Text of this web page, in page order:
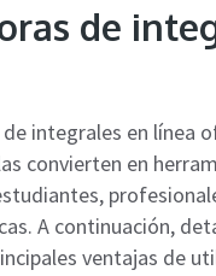
de
integrales en línea
convierten en
A continuación,
ventajas de